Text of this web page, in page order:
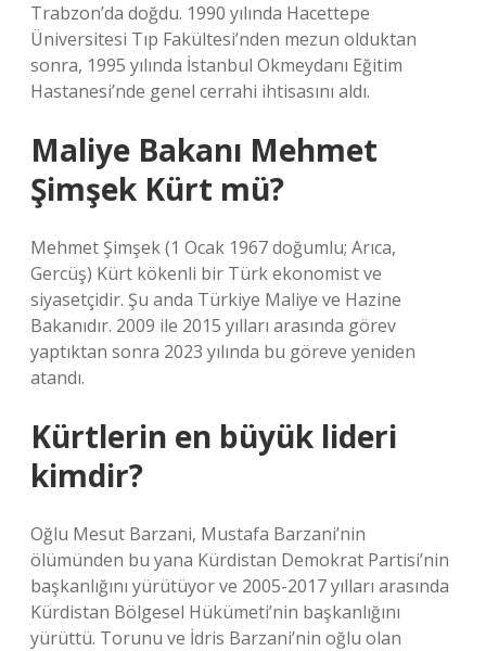
Trabzon’da doğdu. 1990 yılında Hacettepe
Üniversitesi Tıp Fakültesi’nden mezun olduktan
sonra, 1995 yılında İstanbul Okmeydanı Eğitim
Hastanesi’nde genel cerrahi ihtisasını aldı.
Maliye Bakanı Mehmet
Şimşek Kürt mü?
Mehmet Şimşek (1 Ocak 1967 doğumlu; Arıca,
Gercüş) Kürt kökenli bir Türk ekonomist ve
siyasetçidir. Şu anda Türkiye Maliye ve Hazine
Bakanıdır. 2009 ile 2015 yılları arasında görev
yaptıktan sonra 2023 yılında bu göreve yeniden
atandı.
Kürtlerin en büyük lideri
kimdir?
Oğlu Mesut Barzani, Mustafa Barzani’nin
ölümünden bu yana Kürdistan Demokrat Partisi’nin
başkanlığını yürütüyor ve 2005-2017 yılları arasında
Kürdistan Bölgesel Hükümeti’nin başkanlığını
yürüttü. Torunu ve İdris Barzani’nin oğlu olan